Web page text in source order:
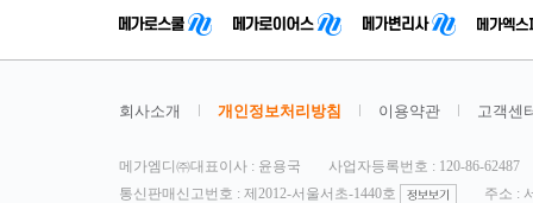
회사소개 개인정보처리방침 이용약관 고객센
메가엠디㈜대표이사 : 윤용국
사업자등록번호 : 120-86-62487
통신판매신고번호 : 제2012-서울서초-1440호
주소 :